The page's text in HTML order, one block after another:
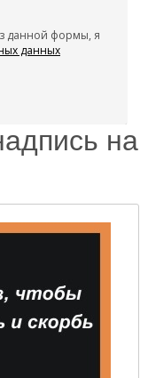
данной формы, я
данных
на